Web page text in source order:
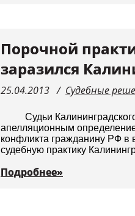
Порочной
заразился
25.04.2013 Судебные
Судьи
апелляционным
конфликта гражданину РФ в
судебную практику
Подробнее»